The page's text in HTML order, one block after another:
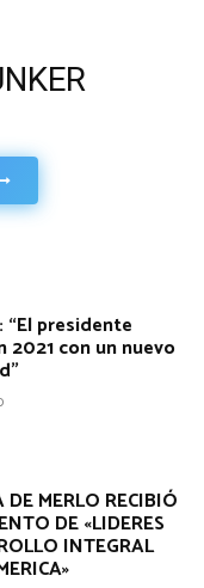
presidente
2021 con un nuevo
MERLO RECIBIÓ
DE «LIDERES
INTEGRAL